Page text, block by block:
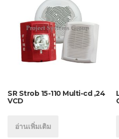
SR Strob 15-110 Multi-cd ,24
VCD
อ่านเพิ่มเติม